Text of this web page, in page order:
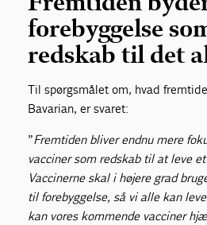
forebyggelse
redskab til det
Til spørgsmålet om, hvad
Bavarian, er svaret:
”Fremtiden bliver endnu mere
vacciner som redskab til at leve
Vaccinerne skal i højere grad
til forebyggelse, så vi alle kan
kan vores kommende vacciner